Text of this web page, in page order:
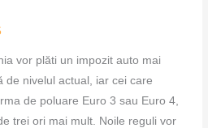
vor plăti un impozit auto mai
de nivelul actual, iar cei care
de poluare Euro 3 sau Euro 4,
trei ori mai mult. Noile reguli vor